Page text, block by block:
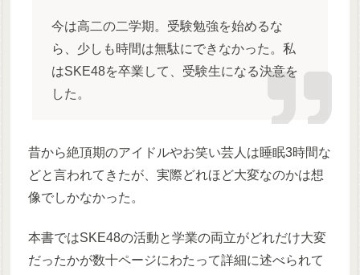
今は高二の二学期。受験勉強を始めるな
ら、少しも時間は無駄にできなかった。私
はSKE48を卒業して、受験生になる決意を
した。
昔から絶頂期のアイドルやお笑い芸人は睡眠3時間な
どと言われてきたが、実際どれほど大変なのかは想
像でしかなかった。
本書ではSKE48の活動と学業の両立がどれだけ大変
だったかが数十ページにわたって詳細に述べられて